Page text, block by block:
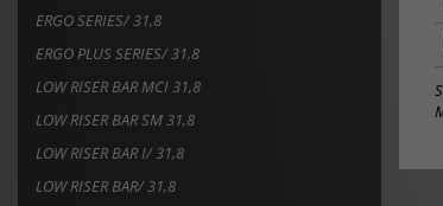
ERGO SERIES/ 31,8
ERGO PLUS SERIES/ 31,8
LOW RISER BAR MCI 31,8
LOW RISER BAR SM 31,8
LOW RISER BAR I/ 31,8
LOW RISER BAR/ 31,8